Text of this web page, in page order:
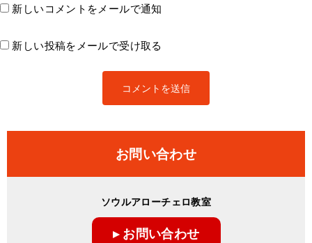
新しいコメントをメールで通知
新しい投稿をメールで受け取る
お問い合わせ
ソウルアローチェロ教室
▸ お問い合わせ